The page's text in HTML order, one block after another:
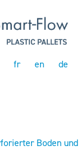
fr en de
Boden und